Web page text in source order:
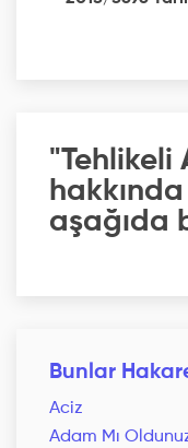
"Tehlikeli
aşağıda
Bunlar
Aciz
Adam Mı